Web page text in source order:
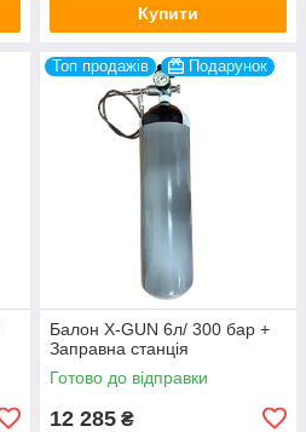
Купити
Топ продажів Подарунок
Балон X-GUN 6л/ 300 бар +
Заправна станція
Готово до відправки
12 285 ₴